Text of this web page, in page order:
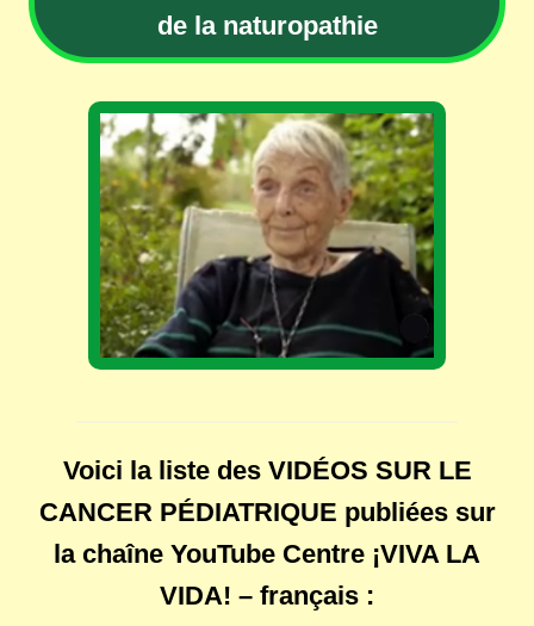
de la naturopathie
Voici la liste des VIDÉOS SUR LE
CANCER PÉDIATRIQUE publiées sur
la chaîne YouTube Centre ¡VIVA LA
VIDA! – français :